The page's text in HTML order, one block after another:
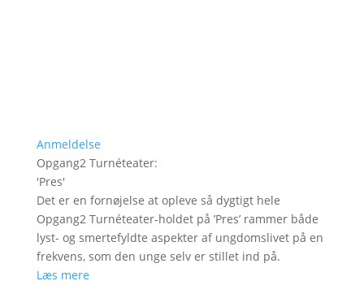
Anmeldelse
Opgang2 Turnéteater:
'Pres'
Det er en fornøjelse at opleve så dygtigt hele
Opgang2 Turnéteater-holdet på ’Pres’ rammer både
lyst- og smertefyldte aspekter af ungdomslivet på en
frekvens, som den unge selv er stillet ind på.
Læs mere